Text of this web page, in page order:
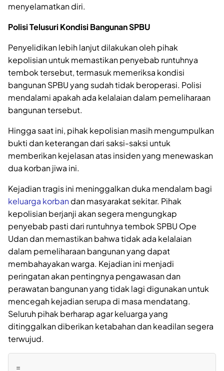
menyelamatkan diri.
Polisi Telusuri Kondisi Bangunan SPBU
Penyelidikan lebih lanjut dilakukan oleh pihak
kepolisian untuk memastikan penyebab runtuhnya
tembok tersebut, termasuk memeriksa kondisi
bangunan SPBU yang sudah tidak beroperasi. Polisi
mendalami apakah ada kelalaian dalam pemeliharaan
bangunan tersebut.
Hingga saat ini, pihak kepolisian masih mengumpulkan
bukti dan keterangan dari saksi-saksi untuk
memberikan kejelasan atas insiden yang menewaskan
dua korban jiwa ini.
Kejadian tragis ini meninggalkan duka mendalam bagi
keluarga korbandan masyarakat sekitar. Pihak
kepolisian berjanji akan segera mengungkap
penyebab pasti dari runtuhnya tembok SPBU Ope
Udan dan memastikan bahwa tidak ada kelalaian
dalam pemeliharaan bangunan yang dapat
membahayakan warga. Kejadian ini menjadi
peringatan akan pentingnya pengawasan dan
perawatan bangunan yang tidak lagi digunakan untuk
mencegah kejadian serupa di masa mendatang.
Seluruh pihak berharap agar keluarga yang
ditinggalkan diberikan ketabahan dan keadilan segera
terwujud.
=